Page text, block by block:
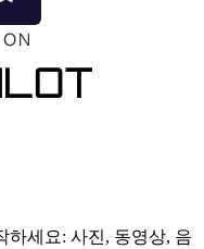
하세요: 사진, 동영상, 음